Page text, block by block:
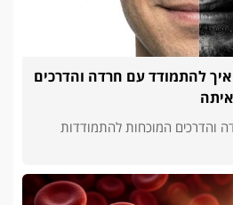
להתמודד עם חרדה והדרכים
והדרכים המוכחות להתמודדות